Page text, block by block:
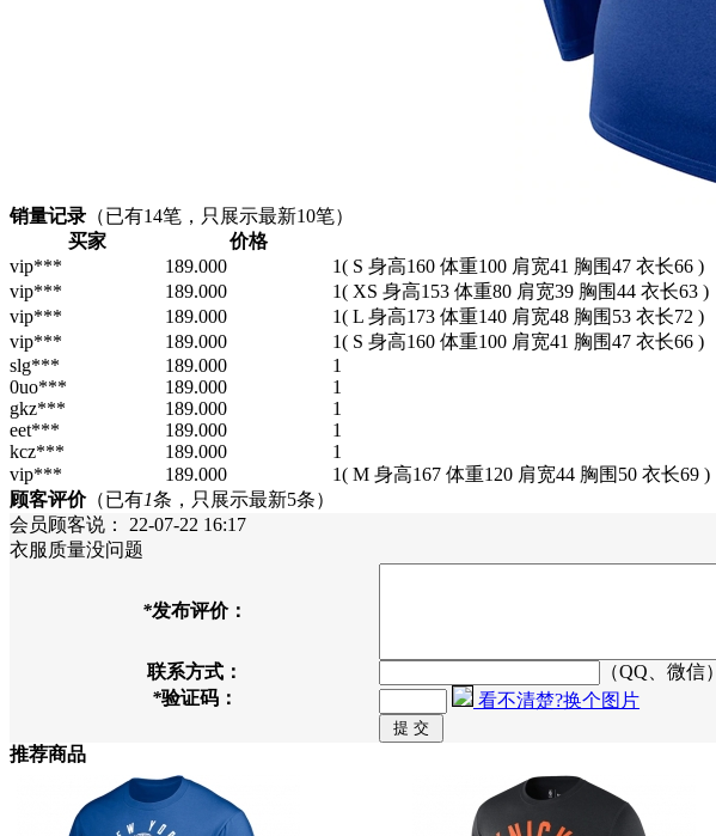
销量记录 （已有14笔，只展示最新10笔）
买家
价格
vip***
189.000 1( S 身高160 体重100 肩宽41 胸围47 衣长66 )
vip***
189.000 1( XS 身高153 体重80 肩宽39 胸围44 衣长63 )
vip***
189.000 1( L 身高173 体重140 肩宽48 胸围53 衣长72 )
vip***
189.000 1( S 身高160 体重100 肩宽41 胸围47 衣长66 )
slg***
189.000 1
0uo***
189.000 1
gkz***
189.000 1
eet***
189.000 1
kcz***
189.000 1
vip***
189.000 1( M 身高167 体重120 肩宽44 胸围50 衣长69 )
顾客评价（已有1条，只展示最新5条）
会员顾客说： 22-07-22 16:17
衣服质量没问题
*发布评价：
联系方式：
（QQ、微信）
*验证码： 看不清楚?换个图片
推荐商品